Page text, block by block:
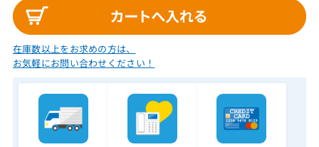
在庫数以上をお求めの方は、
お気軽にお問い合わせください！